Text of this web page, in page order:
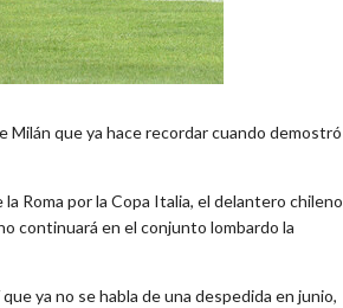
que ya hace recordar cuando demostró
Roma por la Copa Italia, el delantero chileno
continuará en el conjunto lombardo la
ya no se habla de una despedida en junio,